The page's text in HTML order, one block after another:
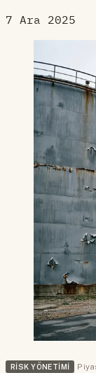
7 Ara 2025
RISK YÖNETIMI